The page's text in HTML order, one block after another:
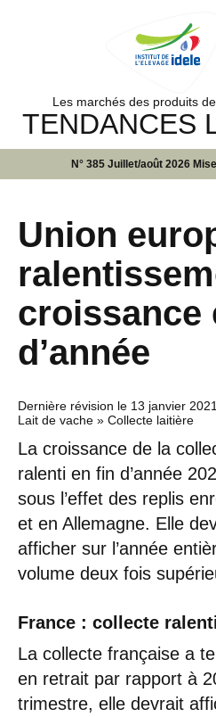
Les marchés des produits
TENDANCES
N° 385 Juillet/août 2026
Union
croissance
d’année
Dernière révision le 13 janvier 2021
Lait de vache » Collecte laitière
La croissance de la
ralenti en fin d’année
sous l’effet des replis
et en Allemagne. Elle
afficher sur l’année
volume deux fois
France : collecte
La collecte française a
en retrait par rapport à
trimestre, elle devrait